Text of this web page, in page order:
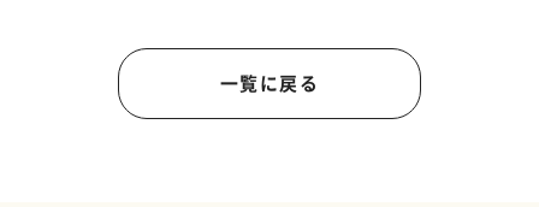
掲載希望の方 一覧に戻る